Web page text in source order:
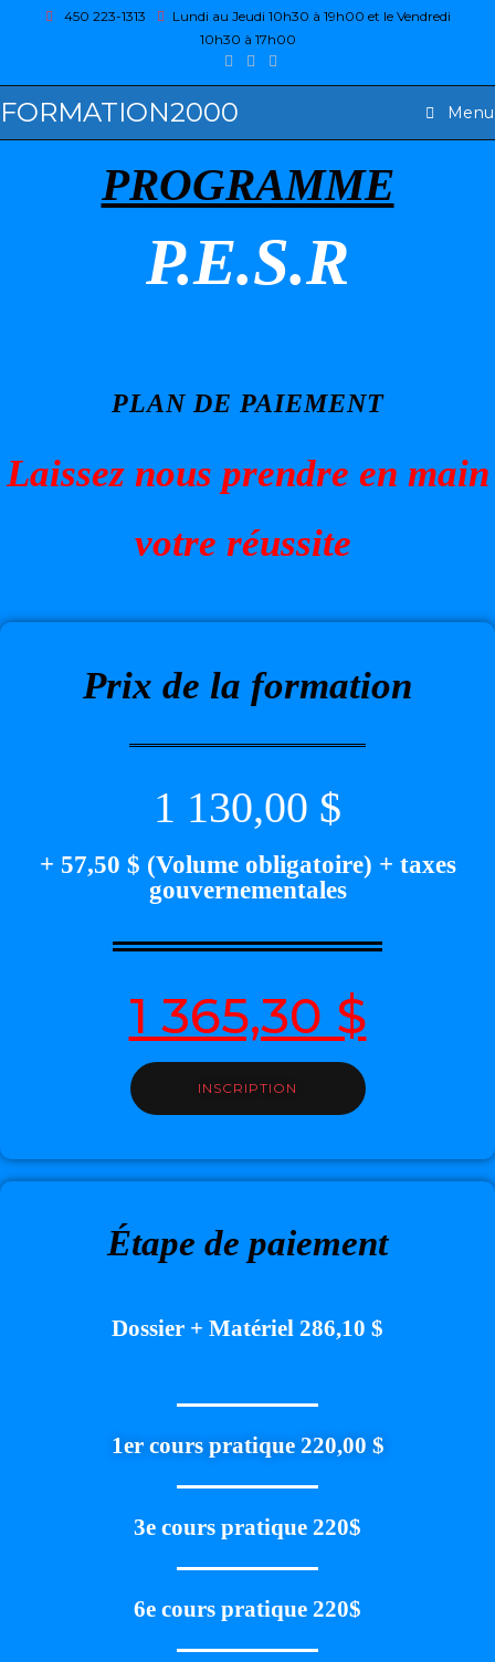
450 223-1313
Lundi au Jeudi 10h30 à 19h00 et le Vendredi
10h30 à 17h00
FORMATION2000 Menu
PROGRAMME
P.E.S.R
PLAN DE PAIEMENT
Laissez nous prendre en main
votre réussite
Prix de la formation
1 130,00 $
+ 57,50 $ (Volume obligatoire) + taxes
gouvernementales
1 365,30 $
INSCRIPTION
Étape de paiement
Dossier + Matériel 286,10 $
1er cours pratique 220,00 $
3e cours pratique 220$
6e cours pratique 220$